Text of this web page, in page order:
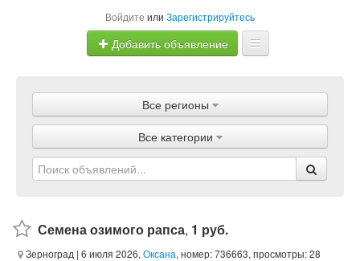
Войдите или Зарегистрируйтесь
Добавить объявление
Объявления
Магазины
Услуги
Все регионы
Все категории
Семена озимого рапса, 1 руб.
Зерноград | 6 июля 2026, Оксана, номер: 736663, просмотры: 28